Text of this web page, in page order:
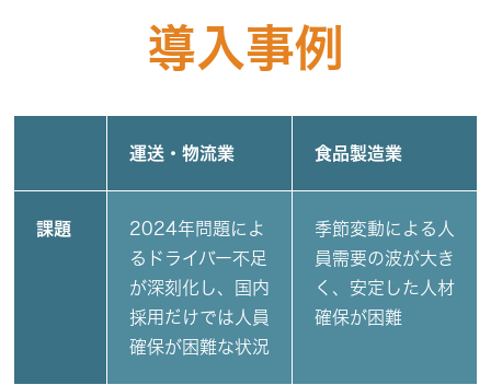
導入事例
運送・物流業 食品製造業
課題
2024年問題によ
るドライバー不足
が深刻化し、国内
採用だけでは人員
確保が困難な状況
季節変動による人
員需要の波が大き
く、安定した人材
確保が困難